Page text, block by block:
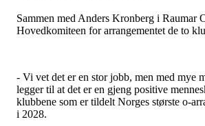
Sammen med Anders Kronberg i Raumar
Hovedkomiteen for arrangementet de to
- Vi vet det er en stor jobb, men med mye
legger til at det er en gjeng positive
klubbene som er tildelt Norges største o-
i 2028.